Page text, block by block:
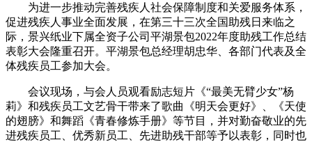
为进一步推动完善残疾人社会保障制度和关爱服务体系，
促进残疾人事业全面发展，在第三十三次全国助残日来临之
际，景兴纸业下属全资子公司平湖景包2022年度助残工作总结
表彰大会隆重召开。平湖景包总经理胡忠华、各部门代表及全
体残疾员工参加大会。
会议现场，与会人员观看励志短片《“最美无臂少女”杨
莉》和残疾员工文艺骨干带来了歌曲《明天会更好》、《天使
的翅膀》和舞蹈《青春修炼手册》等节目，并对勤奋敬业的先
进残疾员工、优秀新员工、先进助残干部等予以表彰，同时也